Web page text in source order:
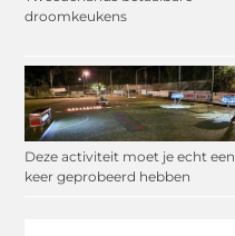
droomkeukens
Deze activiteit moet je echt een
keer geprobeerd hebben